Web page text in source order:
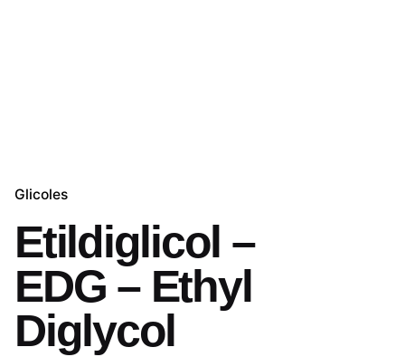
Glicoles
Etildiglicol –
EDG – Ethyl
Diglycol